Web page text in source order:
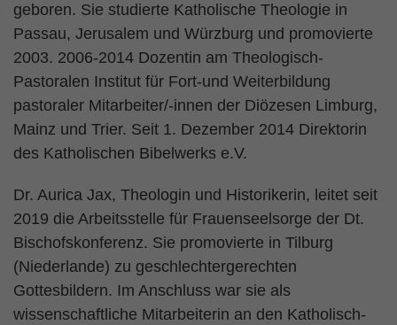
geboren. Sie studierte Katholische Theologie in
Passau, Jerusalem und Würzburg und promovierte
2003. 2006-2014 Dozentin am Theologisch-
Pastoralen Institut für Fort-und Weiterbildung
pastoraler Mitarbeiter/-innen der Diözesen Limburg,
Mainz und Trier. Seit 1. Dezember 2014 Direktorin
des Katholischen Bibelwerks e.V.
Dr. Aurica Jax, Theologin und Historikerin, leitet seit
2019 die Arbeitsstelle für Frauenseelsorge der Dt.
Bischofskonferenz. Sie promovierte in Tilburg
(Niederlande) zu geschlechtergerechten
Gottesbildern. Im Anschluss war sie als
wissenschaftliche Mitarbeiterin an den Katholisch-